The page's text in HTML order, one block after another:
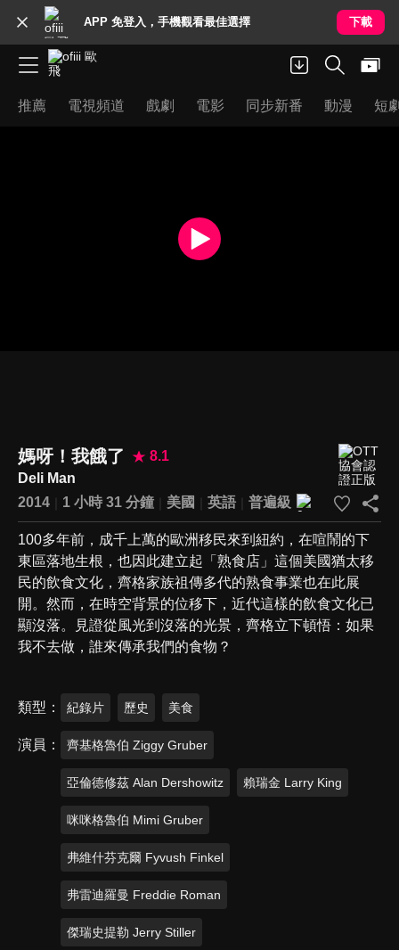
APP 免登入，手機觀看最佳選擇 下載
推薦 電視頻道 戲劇 電影 同步新番 動漫 短
媽呀！我餓了
8.1
Deli Man
2014
1 小時 31 分鐘 美國 英語 普遍級
100多年前，成千上萬的歐洲移民來到紐約，在喧鬧的下
東區落地生根，也因此建立起「熟食店」這個美國猶太移
民的飲食文化，齊格家族祖傳多代的熟食事業也在此展
開。然而，在時空背景的位移下，近代這樣的飲食文化已
顯沒落。見證從風光到沒落的光景，齊格立下頓悟：如果
我不去做，誰來傳承我們的食物？
類型 紀錄片 歷史 美食
演員 齊基格魯伯 Ziggy Gruber
亞倫德修茲 Alan Dershowitz 賴瑞金 Larry King
咪咪格魯伯 Mimi Gruber
弗維什芬克爾 Fyvush Finkel
弗雷迪羅曼 Freddie Roman
傑瑞史提勒 Jerry Stiller